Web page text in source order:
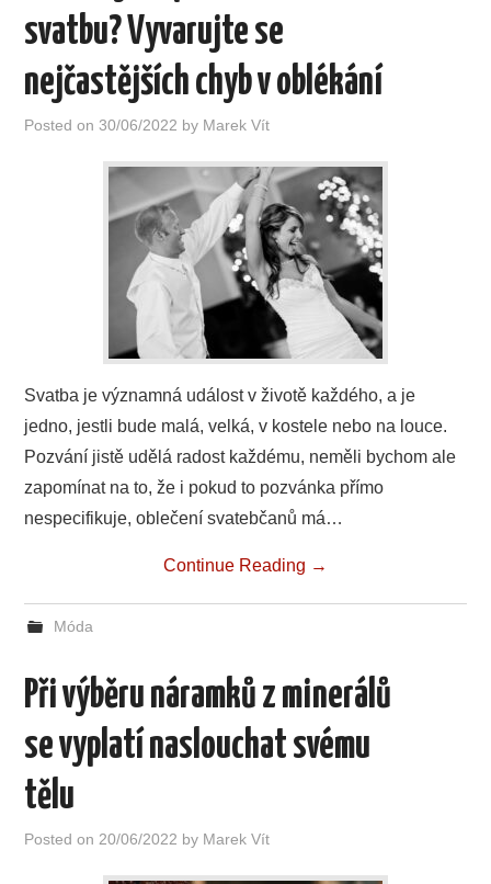
svatbu? Vyvarujte se
nejčastějších chyb v oblékání
Posted on30/06/2022 by Marek Vít
Svatba je významná událost v životě každého, a je
jedno, jestli bude malá, velká, v kostele nebo na louce.
Pozvání jistě udělá radost každému, neměli bychom ale
zapomínat na to, že i pokud to pozvánka přímo
nespecifikuje, oblečení svatebčanů má…
Continue Reading →
Móda
Při výběru náramků z minerálů
se vyplatí naslouchat svému
tělu
Posted on 20/06/2022 by Marek Vít